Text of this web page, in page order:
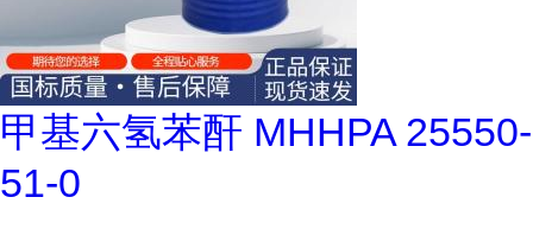
甲基六氢苯酐 MHHPA 25550-
51-0